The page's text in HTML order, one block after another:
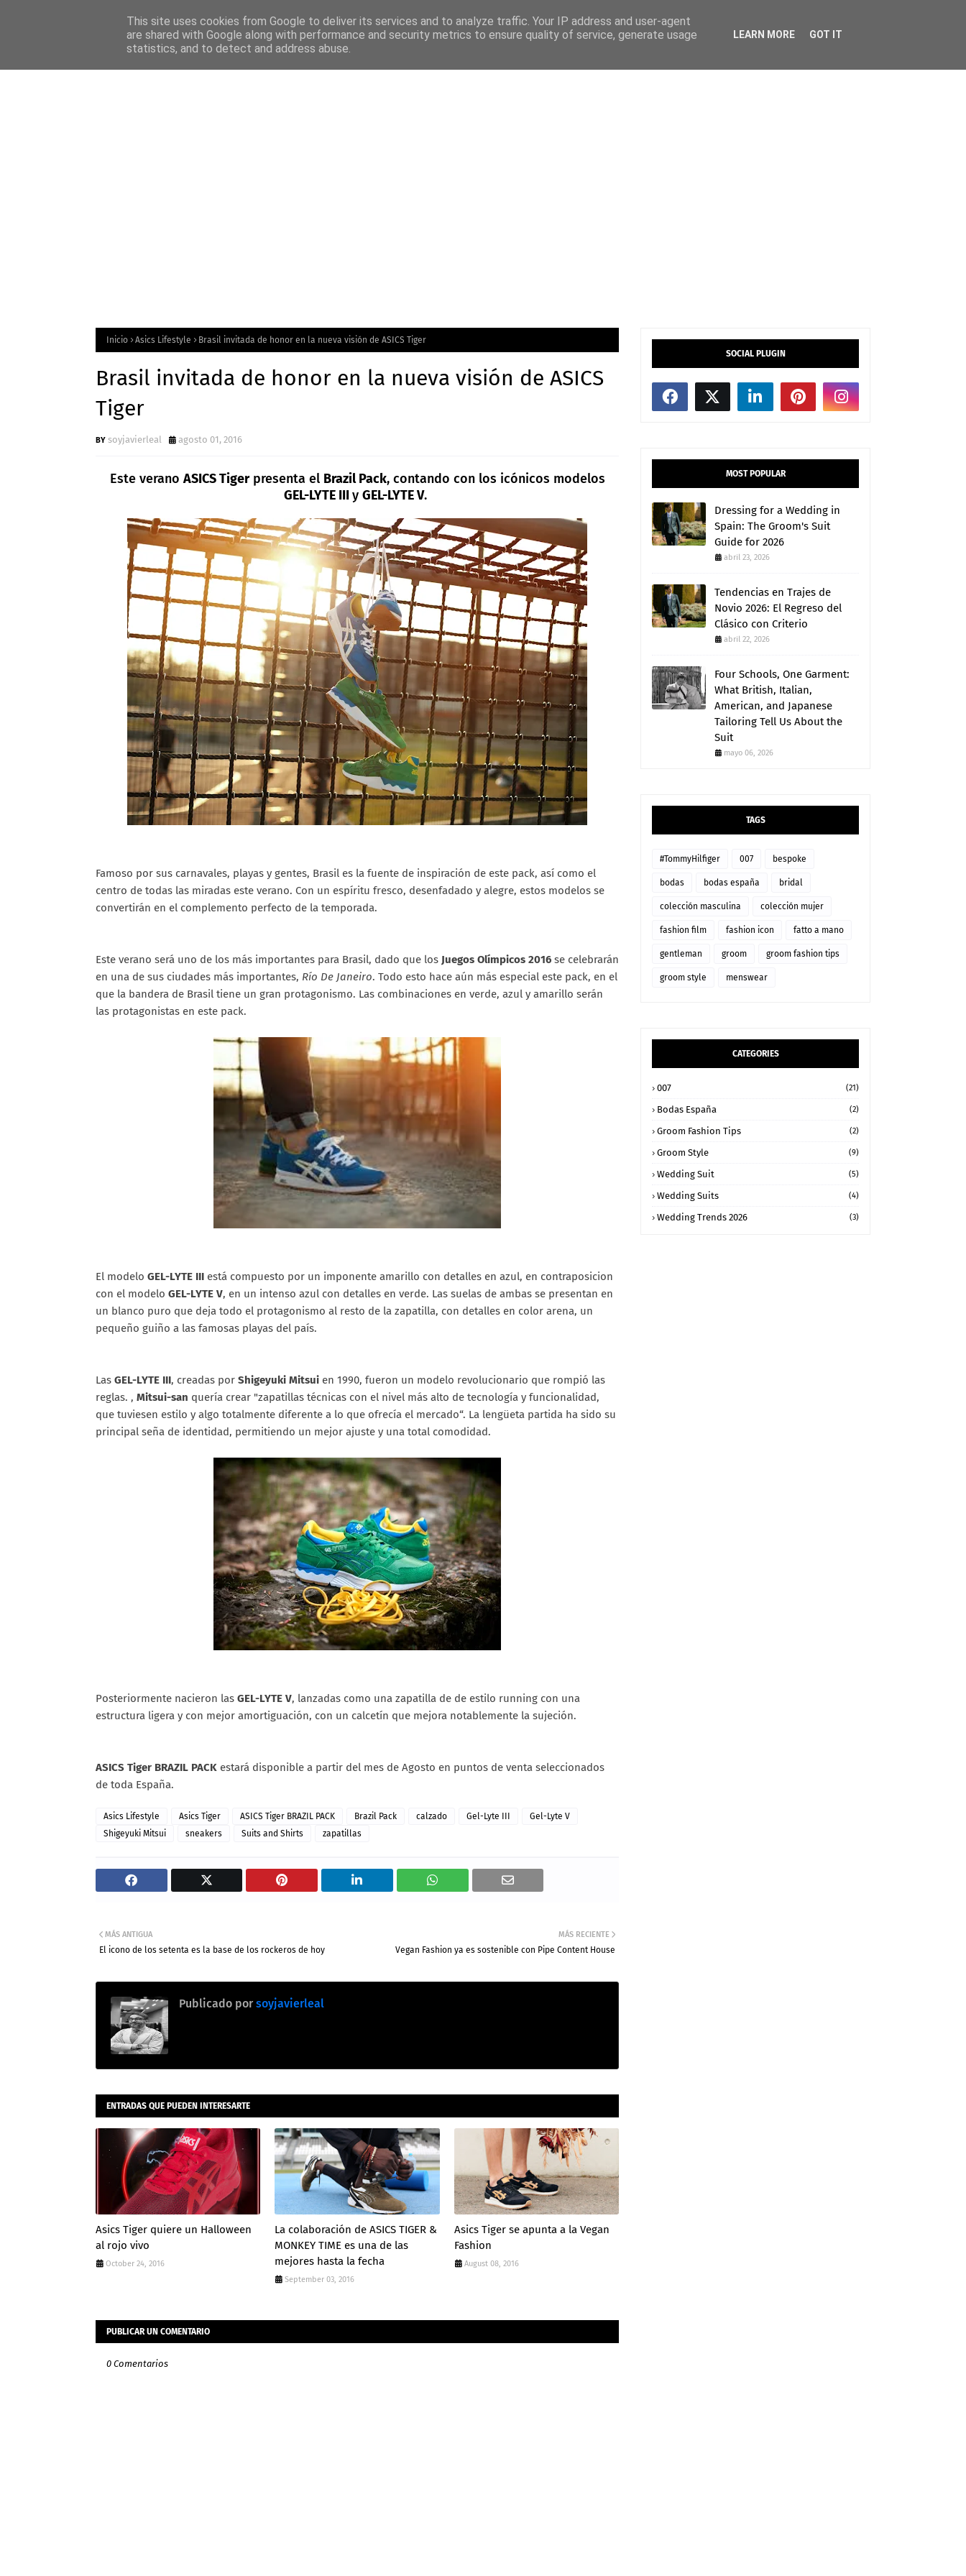
Home Features Menciones Mega Menu
Inicio Asics Lifestyle Brasil invitada de honor en la nueva visión de ASICS Tiger
Brasil invitada de honor en la nueva visión de ASICS
Tiger
soyjavierleal agosto 01, 2016
Este veranoASICS Tigerpresenta el Brazil Pack, contando con los icónicos modelos
GEL-LYTE IIIy GEL-LYTE V.
Famoso por sus carnavales, playas y gentes, Brasil es la fuente de inspiración de este pack, así como el
centro de todas las miradas este verano. Con un espíritu fresco, desenfadado y alegre, estos modelos se
convertirán en el complemento perfecto de la temporada.
Este verano será uno de los más importantes para Brasil, dado que los Juegos Olímpicos 2016 se celebrarán
en una de sus ciudades más importantes, Río De Janeiro. Todo esto hace aún más especial este pack, en el
que la bandera de Brasil tiene un gran protagonismo. Las combinaciones en verde, azul y amarillo serán
las protagonistas en este pack.
El modelo GEL-LYTE III está compuesto por un imponente amarillo con detalles en azul, en contraposicion
con el modelo GEL-LYTE V, en un intenso azul con detalles en verde. Las suelas de ambas se presentan en
un blanco puro que deja todo el protagonismo al resto de la zapatilla, con detalles en color arena, un
pequeño guiño a las famosas playas del país.
Las GEL-LYTE III, creadas por Shigeyuki Mitsui en 1990, fueron un modelo revolucionario que rompió las
reglas. , Mitsui-san quería crear "zapatillas técnicas con el nivel más alto de tecnología y funcionalidad,
que tuviesen estilo y algo totalmente diferente a lo que ofrecía el mercado“. La lengüeta partida ha sido su
principal seña de identidad, permitiendo un mejor ajuste y una total comodidad.
Posteriormente nacieron las GEL-LYTE V, lanzadas como una zapatilla de de estilo running con una
estructura ligera y con mejor amortiguación, con un calcetín que mejora notablemente la sujeción.
ASICS Tiger BRAZIL PACK estará disponible a partir del mes de Agosto en puntos de venta seleccionados
de toda España.​​​​​​​​​​​
Asics Lifestyle Asics Tiger ASICS Tiger BRAZIL PACK Brazil Pack calzado Gel-Lyte III
Gel-Lyte V
Shigeyuki Mitsui
sneakers Suits and Shirts zapatillas
MÁS RECIENTE
Vegan Fashion ya es sostenible con Pipe Content House
MÁS ANTIGUA
El icono de los setenta es la base de los rockeros de hoy
Publicado por soyjavierleal
ENTRADAS QUE PUEDEN INTERESARTE
Asics Tiger quiere un Halloween
al rojo vivo
October 24, 2016
La colaboración de ASICS TIGER &
MONKEY TIME es una de las
mejores hasta la fecha
September 03, 2016
Asics Tiger se apunta a la Vegan
Fashion
August 08, 2016
PUBLICAR UN COMENTARIO
0 Comentarios
SOCIAL PLUGIN
MOST POPULAR
Dressing for a Wedding in
Spain: The Groom's Suit
Guide for 2026
abril 23, 2026
Tendencias en Trajes de
Novio 2026: El Regreso del
Clásico con Criterio
abril 22, 2026
Four Schools, One Garment:
What British, Italian,
American, and Japanese
Tailoring Tell Us About the
Suit
mayo 06, 2026
TAGS
#TommyHilfiger 007 bespoke
bodas bodas españa bridal
colección masculina colección mujer
fashion film fashion icon fatto a mano
gentleman groom groom fashion tips
groom style menswear
CATEGORIES
007 (21)
Bodas España (2)
Groom Fashion Tips (2)
Groom Style (9)
Wedding Suit (5)
Wedding Suits (4)
Wedding Trends 2026 (3)
This site uses cookies from Google to deliver its services and to analyze traffic. Your IP address and user-agent
are shared with Google along with performance and security metrics to ensure quality of service, generate usage
statistics, and to detect and address abuse.
LEARN MORE GOT IT